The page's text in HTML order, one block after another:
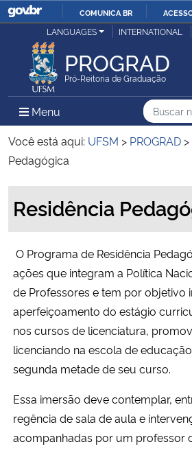
IR
O
COMUNICA BR
Ministério da Justiça e Segurança Pública
Ministério da Defesa
Ministério das Relações Exteriores
Ministério da Infraestrutura
Ministério da Educação
Ministério da Cidadania
Ministério da Saúde
Ministério da Ciência, Tecnologia, Inovações e
LANGUAGES INTERNATIONAL
PROGRAD
Pró-Reitoria de Graduação
Menu Menu Principal do Sítio
Busca
Busca:
Você está aqui: UFSM > PROGRAD >
Pedagógica
Residência
O Programa de Residência
ações que integram a Política
de Professores e tem por objetivo
aperfeiçoamento do estágio
nos cursos de licenciatura,
licenciando na escola de
segunda metade de seu curso.
Essa imersão deve contemplar,
regência de sala de aula e
acompanhadas por um professor